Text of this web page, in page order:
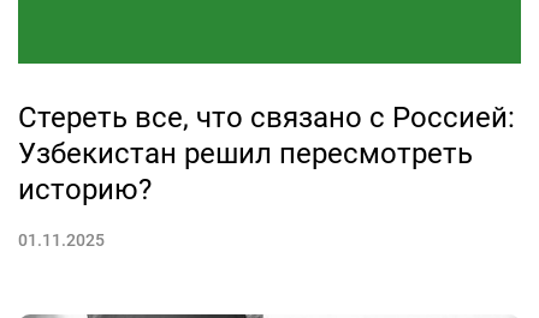
Стереть все, что связано с Россией:
Узбекистан решил пересмотреть
историю?
01.11.2025